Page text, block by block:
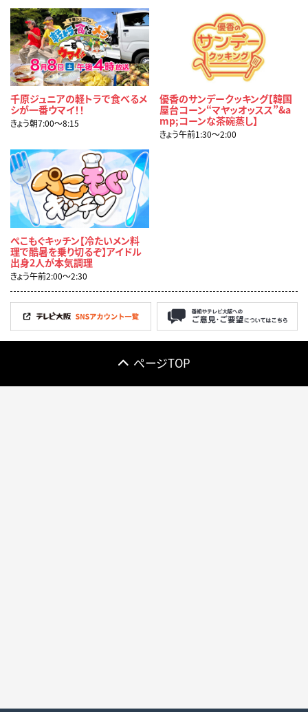
千原ジュニアの軽トラで食べるメ
シが一番ウマイ！！
きょう朝7:00〜8:15
優香のサンデークッキング【韓国
屋台コーン“マヤッオッスス”&a
mp;コーンな茶碗蒸し】
きょう午前1:30〜2:00
ぺこもぐキッチン【冷たいメン料
理で酷暑を乗り切るぞ】アイドル
出身2人が本気調理
きょう午前2:00〜2:30
ページTOP